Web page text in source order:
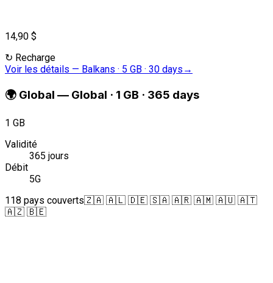
14,90 $
↻ Recharge
Voir les détails — Balkans · 5 GB · 30 days →
🌍 Global — Global · 1 GB · 365 days
1 GB
Validité
365 jours
Débit
5G
118 pays couverts🇿🇦 🇦🇱 🇩🇪 🇸🇦 🇦🇷 🇦🇲 🇦🇺 🇦🇹
🇦🇿 🇧🇪